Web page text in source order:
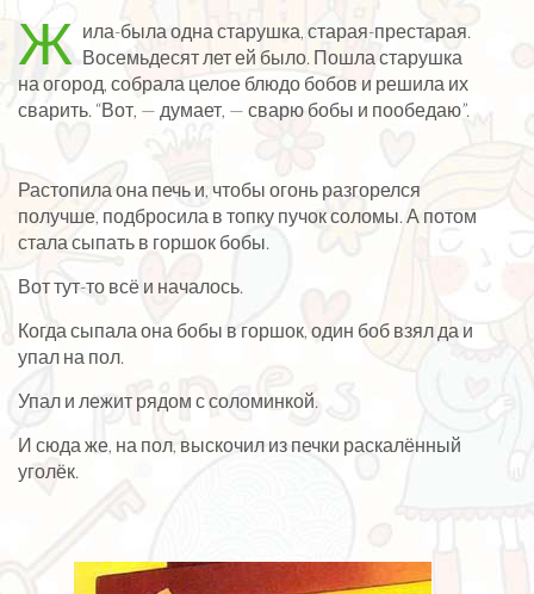
Ж ила-была одна старушка, старая-престарая.
Восемьдесят лет ей было. Пошла старушка
на огород, собрала целое блюдо бобов и решила их
сварить. “Вот, — думает, — сварю бобы и пообедаю”.
Растопила она печь и, чтобы огонь разгорелся
получше, подбросила в топку пучок соломы. А потом
стала сыпать в горшок бобы.
Вот тут-то всё и началось.
Когда сыпала она бобы в горшок, один боб взял да и
упал на пол.
Упал и лежит рядом с соломинкой.
И сюда же, на пол, выскочил из печки раскалённый
уголёк.